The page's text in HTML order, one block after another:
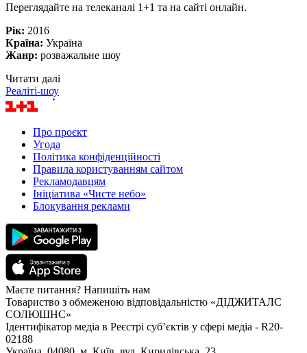
Переглядайте на телеканалі 1+1 та на сайті онлайн.
Рік: 2016
Країна: Україна
Жанр: розважальне шоу
Читати далі
Реаліті-шоу
Про проєкт
Угода
Політика конфіденційності
Правила користуванням сайтом
Рекламодавцям
Ініціатива «Чисте небо»
Блокування реклами
Маєте питання? Напишіть нам
Товариство з обмеженою відповідальністю «ДІДЖИТАЛС
СОЛЮШНС»
Ідентифікатор медіа в Реєстрі суб’єктів у сфері медіа - R20-
02188